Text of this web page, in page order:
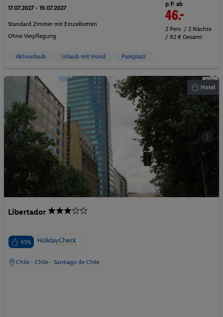
17.07.2027 - 19.07.2027
Standard Zimmer mit Einzelbetten
Ohne Verpflegung
p.P. ab
46.-
2 Pers. / 2 Nächte
/ 92 € Gesamt
Aktivurlaub Urlaub mit Hund Parkplatz
Hotel
Libertador
93%
Chile - Chile - Santiago de Chile